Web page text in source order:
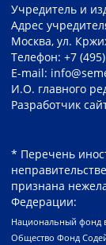
Учредитель и
Адрес
Москва, ул.
Телефон: +7
E-mail:
И.О. главного
Разработчик
* Перечень
признана
Федерации:
Национальный фонд
Общество Фонд